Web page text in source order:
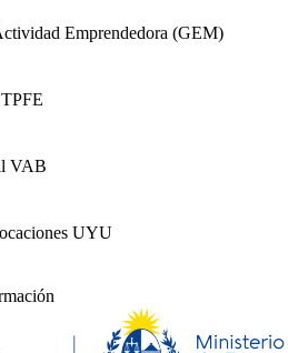
Emprendedora (GEM)
VAB
UYU